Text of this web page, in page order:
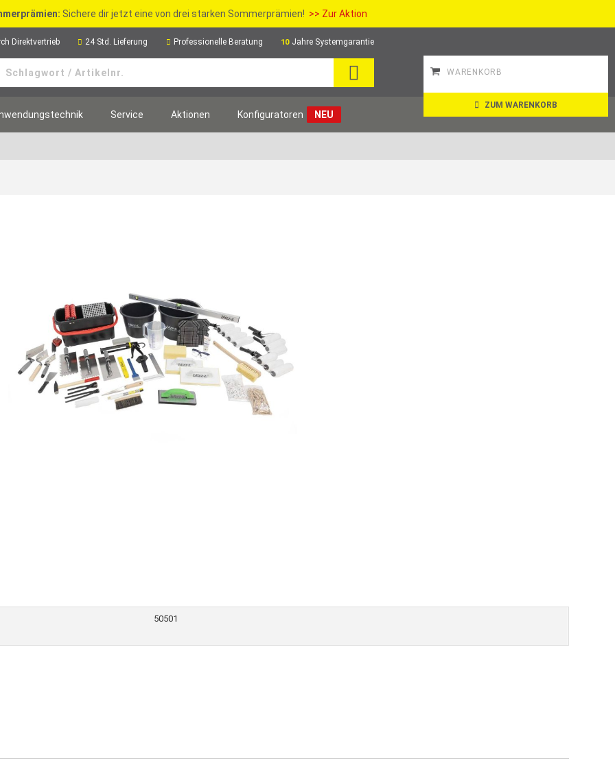
Sichere dir jetzt eine von drei starken Sommerprämien! >> Zur Aktion
Direktvertrieb 24 Std. Lieferung Professionelle Beratung 10 Jahre Systemgarantie
WARENKORB
ZUM WARENKORB
Service Aktionen Konfiguratoren NEU
50501